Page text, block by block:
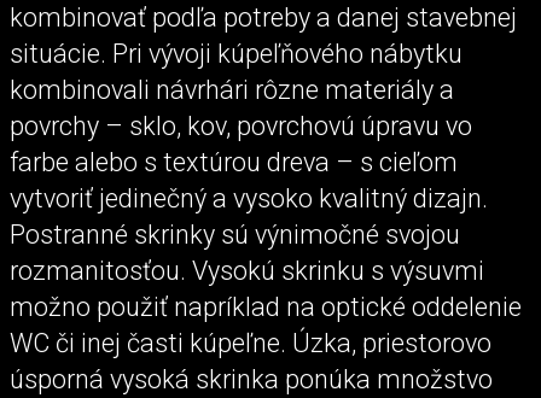
kombinovať podľa potreby a danej stavebnej
situácie. Pri vývoji kúpeľňového nábytku
kombinovali návrhári rôzne materiály a
povrchy – sklo, kov, povrchovú úpravu vo
farbe alebo s textúrou dreva – s cieľom
vytvoriť jedinečný a vysoko kvalitný dizajn.
Postranné skrinky sú výnimočné svojou
rozmanitosťou. Vysokú skrinku s výsuvmi
možno použiť napríklad na optické oddelenie
WC či inej časti kúpeľne. Úzka, priestorovo
úsporná vysoká skrinka ponúka množstvo